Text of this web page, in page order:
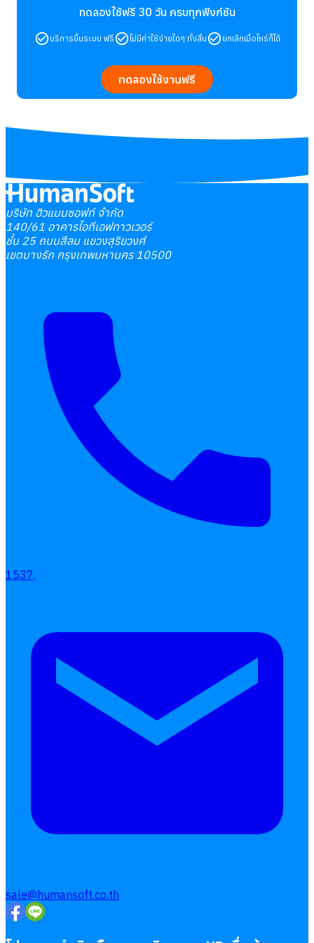
ทดลองใช้ฟรี 30 วัน ครบทุกฟังก์ชัน
บริการขึ้นระบบ ฟรี ไม่มีค่าใช้จ่ายใดๆ ทั้งสิ้น ยกเลิกเมื่อไหร่ก็ได้
ทดลองใช้งานฟรี
บริษัท ฮิวแมนซอฟท์ จำกัด
140/61 อาคารไอทีเอฟทาวเวอร์
ชั้น 25 ถนนสีลม แขวงสุริยวงศ์
เขตบางรัก กรุงเทพมหานคร 10500
1537,
sale@humansoft.co.th